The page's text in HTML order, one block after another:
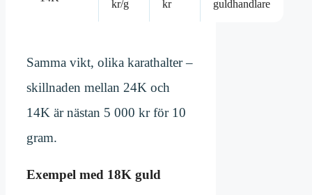
kr/g
kr
guldhandlare
Samma vikt, olika karathalter –
skillnaden mellan 24K och
14K är nästan 5 000 kr för 10
gram.
Exempel med 18K guld